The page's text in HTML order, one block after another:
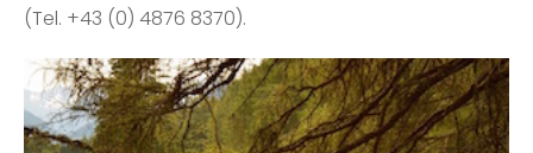
(Tel. +43 (0) 4876 8370).